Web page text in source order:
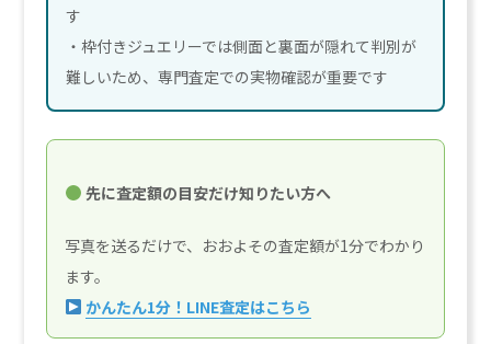
す
・枠付きジュエリーでは側面と裏面が隠れて判別が
難しいため、専門査定での実物確認が重要です
先に査定額の目安だけ知りたい方へ
写真を送るだけで、おおよその査定額が1分でわかり
ます。
かんたん1分！LINE査定はこちら